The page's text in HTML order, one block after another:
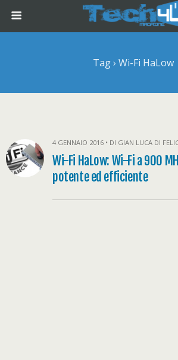
Tag › Wi-Fi HaLow
4 GENNAIO 2016 • DI GIAN LUCA DI
Wi-Fi HaLow: Wi-Fi a 900
potente ed efficiente